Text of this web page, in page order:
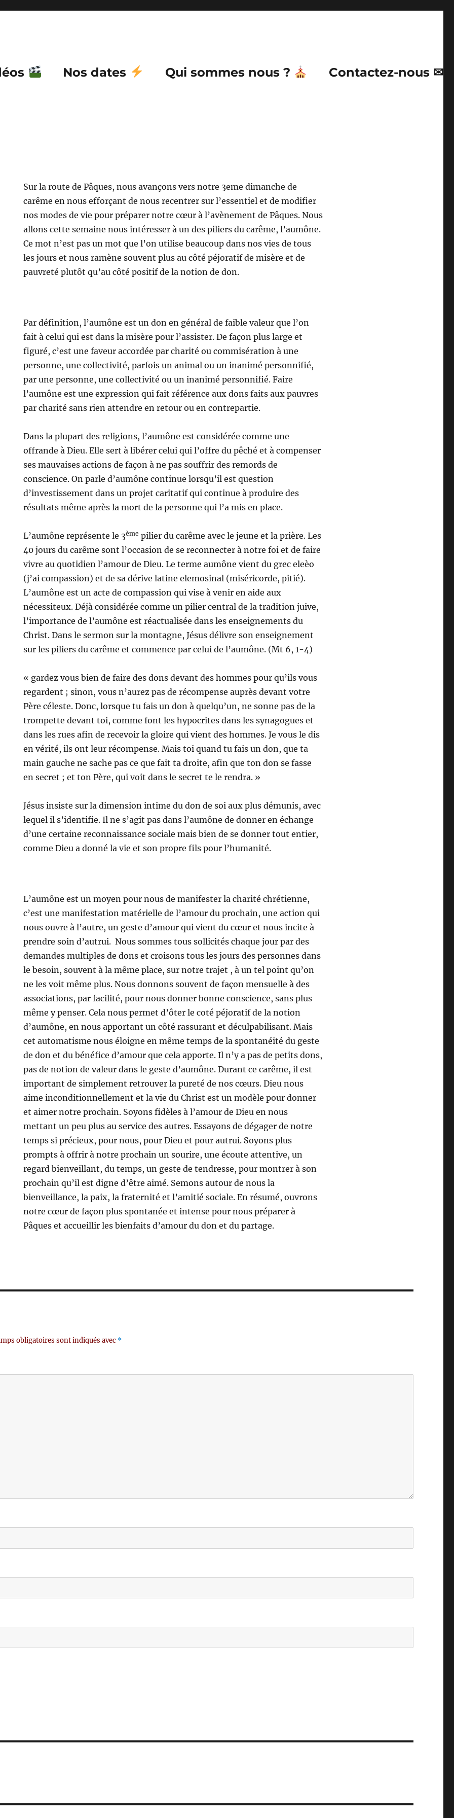
Nos dates Qui sommes nous ? Contactez-nous ✉
Sur la route de Pâques, nous avançons vers notre 3eme dimanche de
carême en nous efforçant de nous recentrer sur l’essentiel et de modifier
nos modes de vie pour préparer notre cœur à l’avènement de Pâques. Nous
allons cette semaine nous intéresser à un des piliers du carême, l’aumône.
Ce mot n’est pas un mot que l’on utilise beaucoup dans nos vies de tous
les jours et nous ramène souvent plus au côté péjoratif de misère et de
pauvreté plutôt qu’au côté positif de la notion de don.
Par définition, l’aumône est un don en général de faible valeur que l’on
fait à celui qui est dans la misère pour l’assister. De façon plus large et
figuré, c’est une faveur accordée par charité ou commisération à une
personne, une collectivité, parfois un animal ou un inanimé personnifié,
par une personne, une collectivité ou un inanimé personnifié. Faire
l’aumône est une expression qui fait référence aux dons faits aux pauvres
par charité sans rien attendre en retour ou en contrepartie.
Dans la plupart des religions, l’aumône est considérée comme une
offrande à Dieu. Elle sert à libérer celui qui l’offre du pêché et à compenser
ses mauvaises actions de façon à ne pas souffrir des remords de
conscience. On parle d’aumône continue lorsqu’il est question
d’investissement dans un projet caritatif qui continue à produire des
résultats même après la mort de la personne qui l’a mis en place.
L’aumône représente le 3ème pilier du carême avec le jeune et la prière. Les
40 jours du carême sont l’occasion de se reconnecter à notre foi et de faire
vivre au quotidien l’amour de Dieu. Le terme aumône vient du grec eleèo
(j’ai compassion) et de sa dérive latine elemosinal (miséricorde, pitié).
L’aumône est un acte de compassion qui vise à venir en aide aux
nécessiteux. Déjà considérée comme un pilier central de la tradition juive,
l’importance de l’aumône est réactualisée dans les enseignements du
Christ. Dans le sermon sur la montagne, Jésus délivre son enseignement
sur les piliers du carême et commence par celui de l’aumône. (Mt 6, 1-4)
« gardez vous bien de faire des dons devant des hommes pour qu’ils vous
regardent ; sinon, vous n’aurez pas de récompense auprès devant votre
Père céleste. Donc, lorsque tu fais un don à quelqu’un, ne sonne pas de la
trompette devant toi, comme font les hypocrites dans les synagogues et
dans les rues afin de recevoir la gloire qui vient des hommes. Je vous le dis
en vérité, ils ont leur récompense. Mais toi quand tu fais un don, que ta
main gauche ne sache pas ce que fait ta droite, afin que ton don se fasse
en secret ; et ton Père, qui voit dans le secret te le rendra. »
Jésus insiste sur la dimension intime du don de soi aux plus démunis, avec
lequel il s’identifie. Il ne s’agit pas dans l’aumône de donner en échange
d’une certaine reconnaissance sociale mais bien de se donner tout entier,
comme Dieu a donné la vie et son propre fils pour l’humanité.
L’aumône est un moyen pour nous de manifester la charité chrétienne,
c’est une manifestation matérielle de l’amour du prochain, une action qui
nous ouvre à l’autre, un geste d’amour qui vient du cœur et nous incite à
prendre soin d’autrui. Nous sommes tous sollicités chaque jour par des
demandes multiples de dons et croisons tous les jours des personnes dans
le besoin, souvent à la même place, sur notre trajet , à un tel point qu’on
ne les voit même plus. Nous donnons souvent de façon mensuelle à des
associations, par facilité, pour nous donner bonne conscience, sans plus
même y penser. Cela nous permet d’ôter le coté péjoratif de la notion
d’aumône, en nous apportant un côté rassurant et déculpabilisant. Mais
cet automatisme nous éloigne en même temps de la spontanéité du geste
de don et du bénéfice d’amour que cela apporte. Il n’y a pas de petits dons,
pas de notion de valeur dans le geste d’aumône. Durant ce carême, il est
important de simplement retrouver la pureté de nos cœurs. Dieu nous
aime inconditionnellement et la vie du Christ est un modèle pour donner
et aimer notre prochain. Soyons fidèles à l’amour de Dieu en nous
mettant un peu plus au service des autres. Essayons de dégager de notre
temps si précieux, pour nous, pour Dieu et pour autrui. Soyons plus
prompts à offrir à notre prochain un sourire, une écoute attentive, un
regard bienveillant, du temps, un geste de tendresse, pour montrer à son
prochain qu’il est digne d’être aimé. Semons autour de nous la
bienveillance, la paix, la fraternité et l’amitié sociale. En résumé, ouvrons
notre cœur de façon plus spontanée et intense pour nous préparer à
Pâques et accueillir les bienfaits d’amour du don et du partage.
obligatoires sont indiqués avec *